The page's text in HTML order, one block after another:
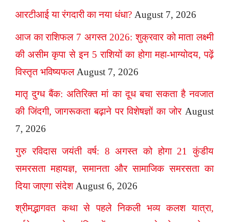
आरटीआई या रंगदारी का नया धंधा? August 7, 2026
आज का राशिफल 7 अगस्त 2026: शुक्रवार को माता लक्ष्मी
की असीम कृपा से इन 5 राशियों का होगा महा-भाग्योदय, पढ़ें
विस्तृत भविष्यफल August 7, 2026
मातृ दुग्ध बैंक: अतिरिक्त मां का दूध बचा सकता है नवजात
की जिंदगी, जागरूकता बढ़ाने पर विशेषज्ञों का जोर August
7, 2026
गुरु रविदास जयंती वर्ष: 8 अगस्त को होगा 21 कुंडीय
समरसता महायज्ञ, समानता और सामाजिक समरसता का
दिया जाएगा संदेश August 6, 2026
श्रीमद्भागवत कथा से पहले निकली भव्य कलश यात्रा,